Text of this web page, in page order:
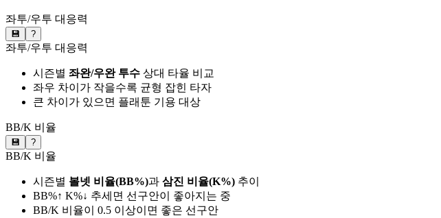
좌투/우투 대응력
💾 ?
좌투/우투 대응력
시즌별 좌완/우완 투수 상대 타율 비교
좌우 차이가 작을수록 균형 잡힌 타자
큰 차이가 있으면 플래툰 기용 대상
BB/K 비율
💾 ?
BB/K 비율
시즌별 볼넷 비율(BB%)과 삼진 비율(K%) 추이
BB%↑ K%↓ 추세면 선구안이 좋아지는 중
BB/K 비율이 0.5 이상이면 좋은 선구안